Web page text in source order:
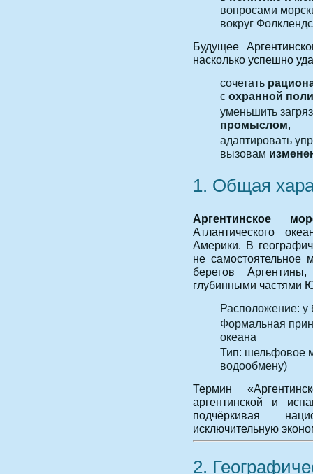
вопросами
вокруг
Будущее
насколько успешно
сочетать
с охранной
уменьшить
промыслом,
адаптировать
вызовам
1. Общая
Аргентинское
Атлантического
Америки. В
не самостоятельное
берегов
глубинными частями
Расположение: у
Формальная
океана
Тип: шельфовое
водообмену)
Термин
аргентинской и
подчёркивая
исключительную
2.